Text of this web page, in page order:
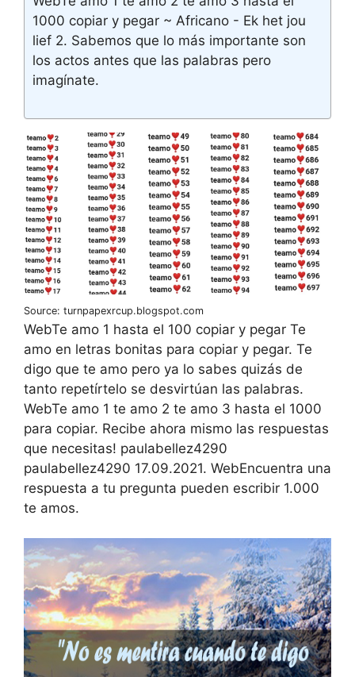
1000 copiar y pegar ~ Africano - Ek het jou
lief 2. Sabemos que lo más importante son
los actos antes que las palabras pero
imagínate.
Source: turnpapexrcup.blogspot.com
WebTe amo 1 hasta el 100 copiar y pegar Te
amo en letras bonitas para copiar y pegar. Te
digo que te amo pero ya lo sabes quizás de
tanto repetírtelo se desvirtúan las palabras.
WebTe amo 1 te amo 2 te amo 3 hasta el 1000
para copiar. Recibe ahora mismo las respuestas
que necesitas! paulabellez4290
paulabellez4290 17.09.2021. WebEncuentra una
respuesta a tu pregunta pueden escribir 1.000
te amos.